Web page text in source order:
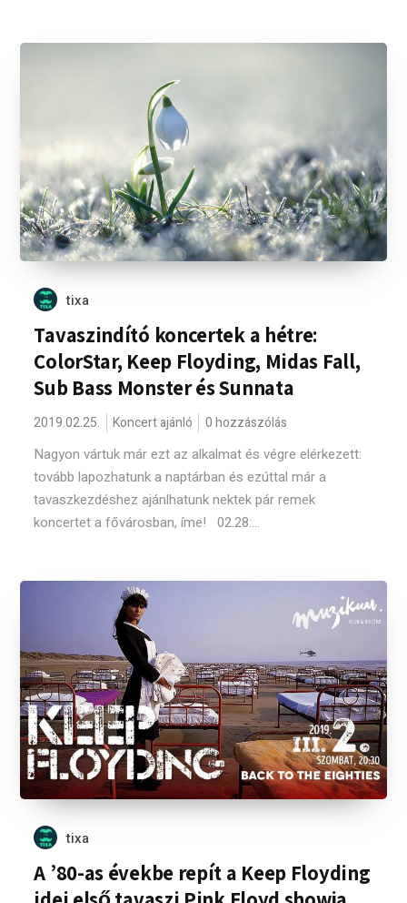
tixa
Tavaszindító koncertek a hétre:
ColorStar, Keep Floyding, Midas Fall,
Sub Bass Monster és Sunnata
2019.02.25. Koncert ajánló 0 hozzászólás
Nagyon vártuk már ezt az alkalmat és végre elérkezett:
tovább lapozhatunk a naptárban és ezúttal már a
tavaszkezdéshez ajánlhatunk nektek pár remek
koncertet a fővárosban, íme! 02.28:...
tixa
A ’80-as évekbe repít a Keep Floyding